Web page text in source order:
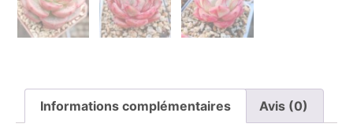
Informations complémentaires Avis (0)